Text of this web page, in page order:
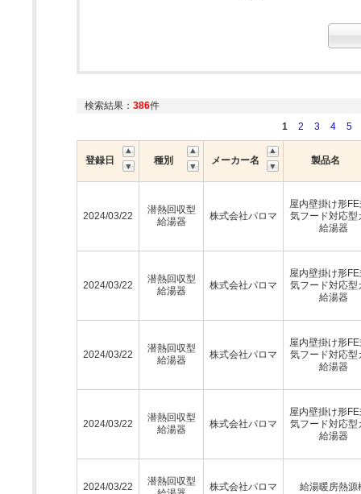
検索結果： 386件
1
2 3 4 5
登録日 種別 メーカー名 製品名
2024/03/22
潜熱回収型
給湯器
株式会社パロマ
屋内壁掛け形
気フード対応型
給湯器
2024/03/22
潜熱回収型
給湯器
株式会社パロマ
屋内壁掛け形
気フード対応型
給湯器
2024/03/22
潜熱回収型
給湯器
株式会社パロマ
屋内壁掛け形
気フード対応型
給湯器
2024/03/22
潜熱回収型
給湯器
株式会社パロマ
屋内壁掛け形
気フード対応型
給湯器
2024/03/22
潜熱回収型
株式会社パロマ 給湯暖房熱源